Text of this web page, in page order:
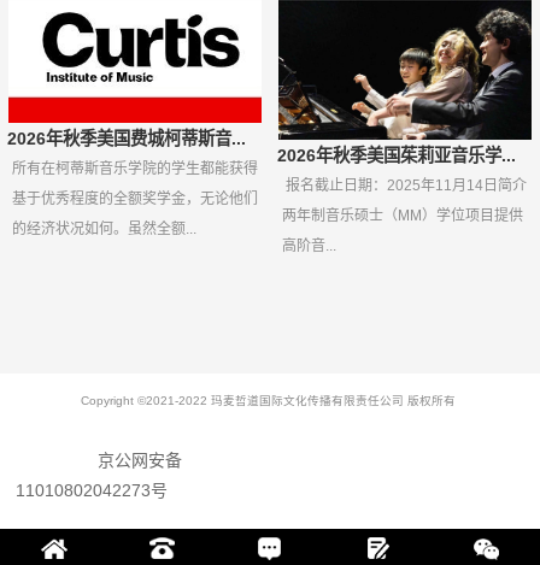
2026年秋季美国费城柯蒂斯音...
所有在柯蒂斯音乐学院的学生都能获得
基于优秀程度的全额奖学金，无论他们
的经济状况如何。虽然全额...
2026年秋季美国茱莉亚音乐学...
报名截止日期：2025年11月14日简介
两年制音乐硕士（MM）学位项目提供
高阶音...
Copyright ©2021-2022 玛麦哲道国际文化传播有限责任公司 版权所有
京公网安备
11010802042273号